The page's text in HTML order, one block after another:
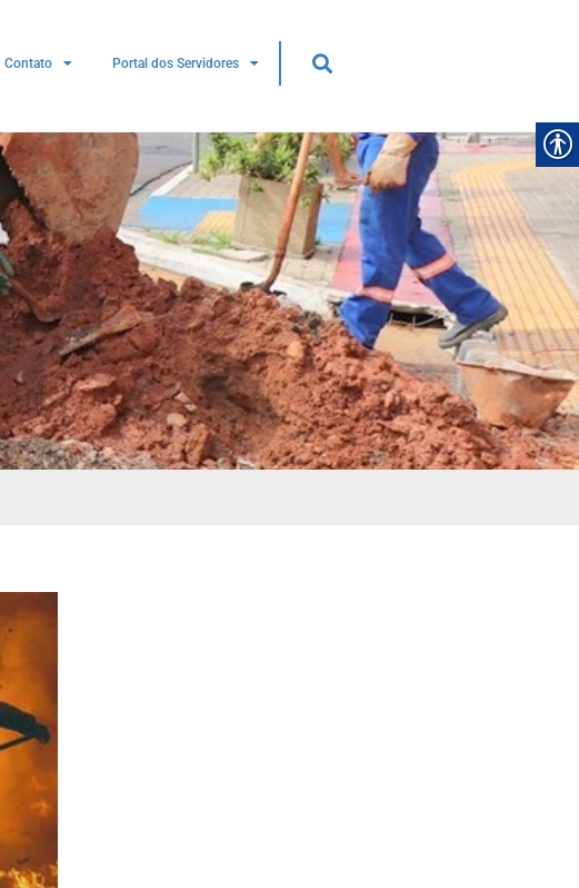
Contato Portal dos Servidores